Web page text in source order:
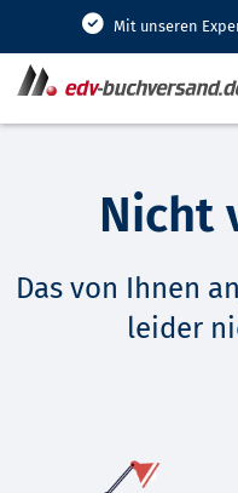
Mit unseren
Nicht
Das von Ihnen
leider